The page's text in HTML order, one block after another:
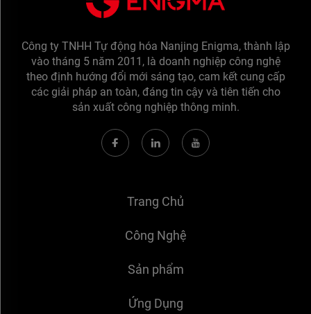
Công ty TNHH Tự động hóa Nanjing Enigma, thành lập
vào tháng 5 năm 2011, là doanh nghiệp công nghệ
theo định hướng đổi mới sáng tạo, cam kết cung cấp
các giải pháp an toàn, đáng tin cậy và tiên tiến cho
sản xuất công nghiệp thông minh.
Trang Chủ
Công Nghệ
Sản phẩm
Ứng Dụng